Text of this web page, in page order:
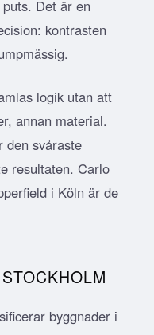
Det är en
kontrasten
logik utan att
annan material.
den svåraste
resultaten. Carlo
i Köln är de
byggnader i